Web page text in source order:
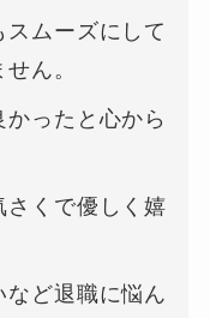
ムーズにして
ん。
ったと心から
さくで優しく嬉
など退職に悩ん